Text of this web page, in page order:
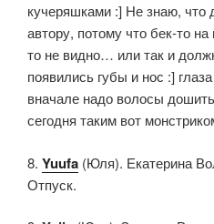
кучеряшками :] Не знаю, что
автору, потому что бек-то на
то не видно… или так и
появились губы и нос :]
вначале надо волосы
сегодня таким вот
8. Yuufa (Юля). Екатерина
Отпуск.